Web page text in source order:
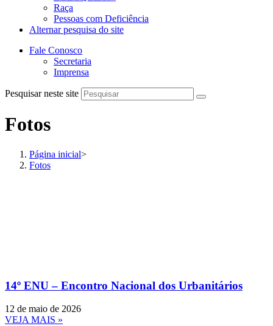
Raça
Pessoas com Deficiência
Alternar pesquisa do site
Fale Conosco
Secretaria
Imprensa
Pesquisar neste site
Fotos
Página inicial>
Fotos
14º ENU – Encontro Nacional dos Urbanitários
12 de maio de 2026
VEJA MAIS »